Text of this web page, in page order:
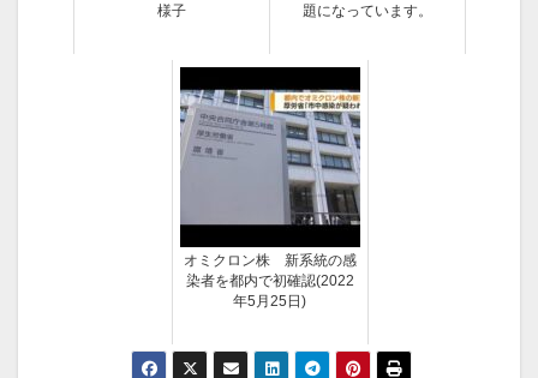
様子
題になっています。
オミクロン株 新系統の感
染者を都内で初確認(2022
年5月25日)